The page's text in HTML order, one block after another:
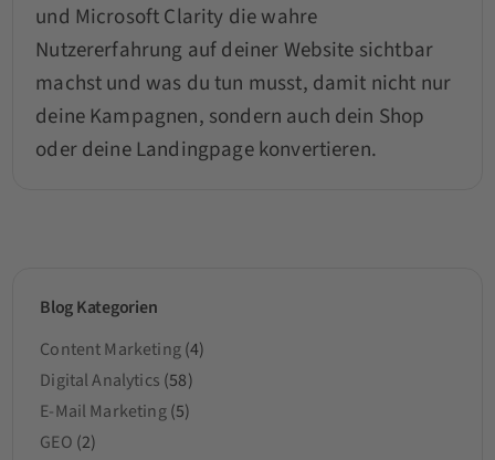
und Microsoft Clarity die wahre
Nutzererfahrung auf deiner Website sichtbar
machst und was du tun musst, damit nicht nur
deine Kampagnen, sondern auch dein Shop
oder deine Landingpage konvertieren.
Blog Kategorien
Content Marketing(4)
Digital Analytics (58)
E-Mail Marketing(5)
GEO (2)